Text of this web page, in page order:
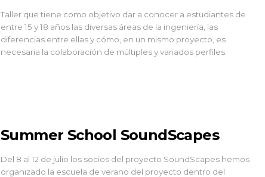
Taller que tiene como objetivo dar a conocer a estudiantes de
entre 15 y 18 años las diversas áreas de la ingeniería, las
diferencias entre ellas y cómo, en un mismo proyecto, es
necesaria la colaboración de múltiples y variados perfiles.
Summer School SoundScapes
Del 8 al 12 de julio los socios del proyecto SoundScapes hemos
organizado la escuela de verano del proyecto dentro del